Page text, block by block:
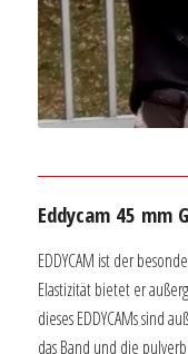
Eddycam 45 mm
EDDYCAM ist der
Elastizität bietet er
dieses EDDYCAMs sind
das Band und die